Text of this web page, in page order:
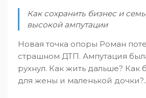
Как сохранить бизнес и
высокой ампутации
Новая точка опоры Роман
страшном ДТП. Ампутация
рухнул. Как жить дальше? Как
для жены и маленькой